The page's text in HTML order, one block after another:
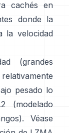
cachés en
donde la
la velocidad
(grandes
pesado lo
(modelado
Véase